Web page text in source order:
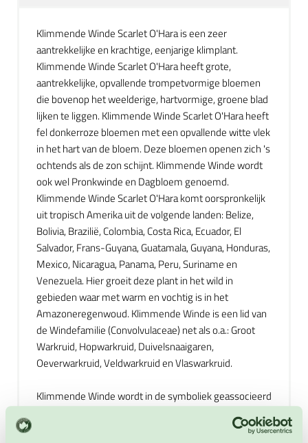
Klimmende Winde Scarlet O'Hara is een zeer
aantrekkelijke en krachtige, eenjarige klimplant.
Klimmende Winde Scarlet O'Hara heeft grote,
aantrekkelijke, opvallende trompetvormige bloemen
die bovenop het weelderige, hartvormige, groene blad
lijken te liggen. Klimmende Winde Scarlet O'Hara heeft
fel donkerroze bloemen met een opvallende witte vlek
in het hart van de bloem. Deze bloemen openen zich 's
ochtends als de zon schijnt. Klimmende Winde wordt
ook wel Pronkwinde en Dagbloem genoemd.
Klimmende Winde Scarlet O'Hara komt oorspronkelijk
uit tropisch Amerika uit de volgende landen: Belize,
Bolivia, Brazilië, Colombia, Costa Rica, Ecuador, El
Salvador, Frans-Guyana, Guatamala, Guyana, Honduras,
Mexico, Nicaragua, Panama, Peru, Suriname en
Venezuela. Hier groeit deze plant in het wild in
gebieden waar met warm en vochtig is in het
Amazoneregenwoud. Klimmende Winde is een lid van
de Windefamilie (Convolvulaceae) net als o.a.: Groot
Warkruid, Hopwarkruid, Duivelsnaaigaren,
Oeverwarkruid, Veldwarkruid en Vlaswarkruid.
Klimmende Winde wordt in de symboliek geassocieerd
met liefde en toewijding vanwege de wijze waarop de
plant zich omhoog slingert en vasthecht. Hij wordt dus